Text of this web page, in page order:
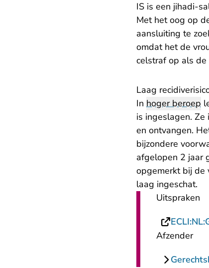
IS is een jihadi-
Met het oog op
aansluiting te
omdat het de
celstraf op als
Laag
In hoger beroep
is ingeslagen.
en ontvangen.
bijzondere
afgelopen 2 jaar
opgemerkt bij de
laag ingeschat.
Uitspraken
Afzender